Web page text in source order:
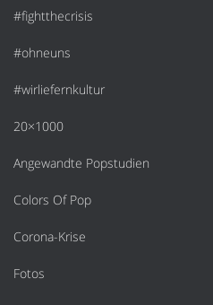
#fightthecrisis
#ohneuns
#wirliefernkultur
20×1000
Angewandte Popstudien
Colors Of Pop
Corona-Krise
Fotos